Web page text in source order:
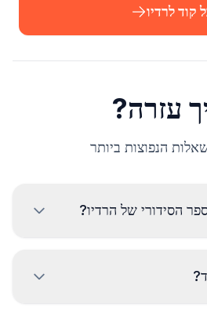
קוד לרדיו
עזרה?
הנפוצות ביותר
הסידורי של הרדיו?
בדרך כלל המספר הסידורי נמצא מעל